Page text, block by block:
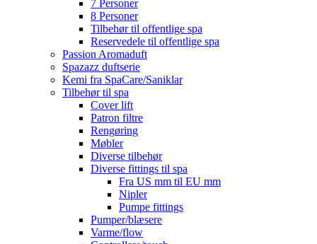
7 Personer
8 Personer
Tilbehør til offentlige spa
Reservedele til offentlige spa
Passion Aromaduft
Spazazz duftserie
Kemi fra SpaCare/Saniklar
Tilbehør til spa
Cover lift
Patron filtre
Rengøring
Møbler
Diverse tilbehør
Diverse fittings til spa
Fra US mm til EU mm
Nipler
Pumpe fittings
Pumper/blæsere
Varme/flow